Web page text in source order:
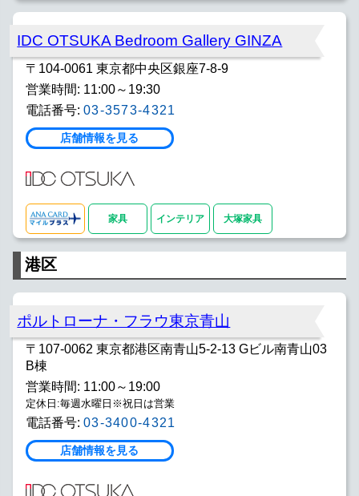
IDC OTSUKA Bedroom Gallery GINZA
〒104-0061 東京都中央区銀座7-8-9
営業時間: 11:00～19:30
電話番号: 03-3573-4321
店舗情報を見る
家具 インテリア 大塚家具
港区
ポルトローナ・フラウ東京青山
〒107-0062 東京都港区南青山5-2-13 Gビル南青山03
B棟
営業時間: 11:00～19:00
定休日:毎週水曜日※祝日は営業
電話番号: 03-3400-4321
店舗情報を見る